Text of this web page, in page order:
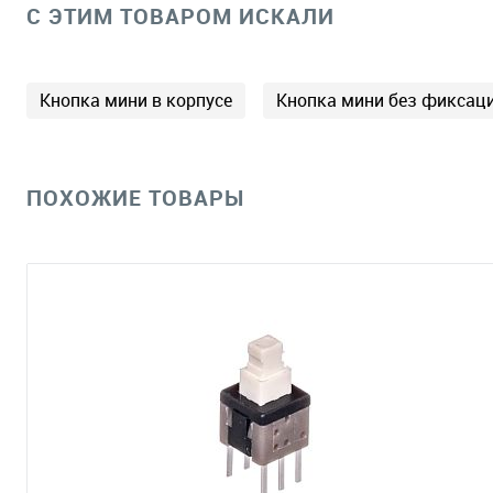
C ЭТИМ ТОВАРОМ ИСКАЛИ
Кнопка мини в корпусе Кнопка мини без
ПОХОЖИЕ ТОВАРЫ